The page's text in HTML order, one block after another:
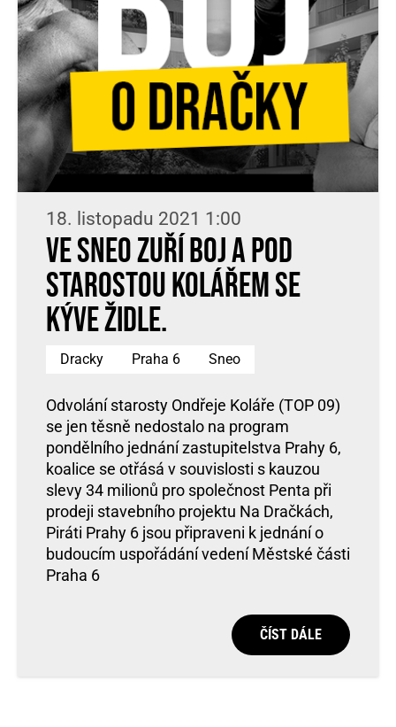
18. listopadu 2021 1:00
Ve SNEO zuří boj a pod
starostou Kolářem se
kýve židle.
Dracky Praha 6 Sneo
Odvolání starosty Ondřeje Koláře (TOP 09)
se jen těsně nedostalo na program
pondělního jednání zastupitelstva Prahy 6,
koalice se otřásá v souvislosti s kauzou
slevy 34 milionů pro společnost Penta při
prodeji stavebního projektu Na Dračkách,
Piráti Prahy 6 jsou připraveni k jednání o
budoucím uspořádání vedení Městské části
Praha 6
ČÍST DÁLE